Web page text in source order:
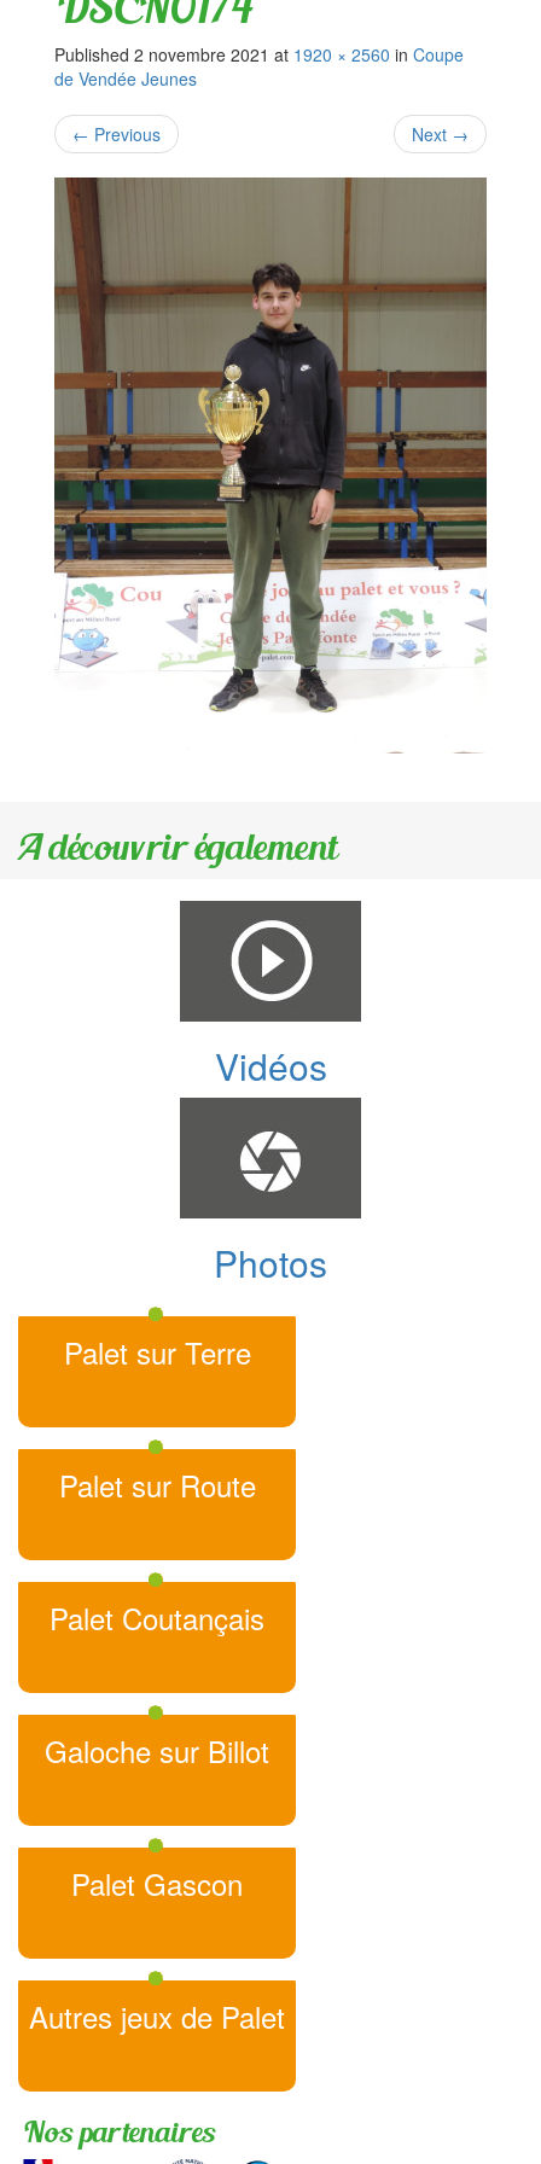
Published 2 novembre 2021 at 1920 × 2560 in Coupe
de Vendée Jeunes
← Previous Next →
A découvrir également
Vidéos
Photos
Palet sur Terre
Palet sur Route
Palet Coutançais
Galoche sur Billot
Palet Gascon
Autres jeux de Palet
Nos partenaires